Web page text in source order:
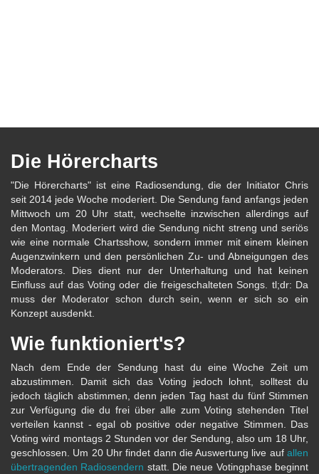
Die Hörercharts
"Die Hörercharts" ist eine Radiosendung, die der Initiator Chris
seit 2014 jede Woche moderiert. Die Sendung fand anfangs jeden
Mittwoch um 20 Uhr statt, wechselte inzwischen allerdings auf
den Montag. Moderiert wird die Sendung nicht streng und seriös
wie eine normale Chartsshow, sondern immer mit einem kleinen
Augenzwinkern und den persönlichen Zu- und Abneigungen des
Moderators. Dies dient nur der Unterhaltung und hat keinen
Einfluss auf das Voting oder die freigeschalteten Songs. tl;dr: Da
muss der Moderator schon durch sein, wenn er sich so ein
Konzept ausdenkt.
Wie funktioniert's?
Nach dem Ende der Sendung hast du eine Woche Zeit um
abzustimmen. Damit sich das Voting jedoch lohnt, solltest du
jedoch täglich abstimmen, denn jeden Tag hast du fünf Stimmen
zur Verfügung die du frei über alle zum Voting stehenden Titel
verteilen kannst - egal ob positive oder negative Stimmen. Das
Voting wird montags 2 Stunden vor der Sendung, also um 18 Uhr,
geschlossen. Um 20 Uhr findet dann die Auswertung live auf allen
übertragenden Radiosendern statt. Die neue Votingphase beginnt